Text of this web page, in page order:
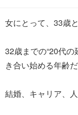
女にとって、33歳
32歳までの“20代
き合い始める年齢だ
結婚、キャリア、